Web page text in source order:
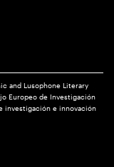
and Lusophone Literary
Europeo de Investigación
investigación e innovación